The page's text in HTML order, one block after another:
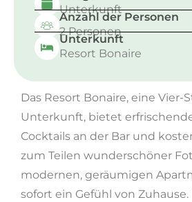
Unterkunft
Anzahl der Personen
2 Personen
Unterkunft
Resort Bonaire
Das Resort Bonaire, eine Vier-
Unterkunft, bietet
Cocktails an der Bar und
zum Teilen wunderschöner
modernen, geräumigen
sofort ein Gefühl von